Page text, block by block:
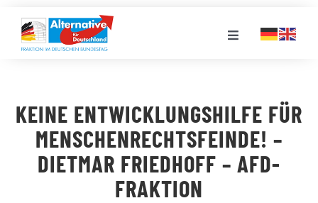
Inhalt
springen
Toggle
LANDESGRUPPEN
VERANSTALTUNGEN
KEINE ENTWICKLUNGSHILFE FÜR
MENSCHENRECHTSFEINDE! –
DIETMAR FRIEDHOFF – AFD-
FRAKTION